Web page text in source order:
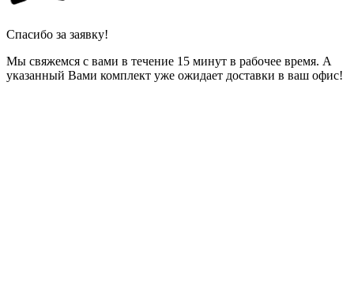
Спасибо за заявку!
Мы свяжемся с вами в течение 15 минут в рабочее время. А
указанный Вами комплект уже ожидает доставки в ваш офис!